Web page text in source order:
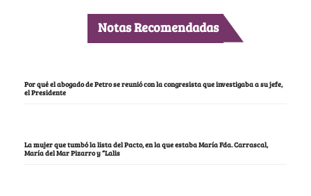
Notas Recomendadas
Por qué el abogado de Petro se reunió con la congresista que investigaba a su jefe,
el Presidente
La mujer que tumbó la lista del Pacto, en la que estaba María Fda. Carrascal,
María del Mar Pizarro y “Lalis